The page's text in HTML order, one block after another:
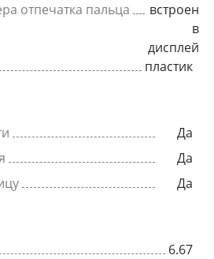
отпечатка пальца
встроен
в
дисплей
пластик
Да
Да
Да
6.67